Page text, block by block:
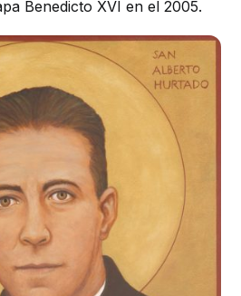
Benedicto XVI en el 2005.